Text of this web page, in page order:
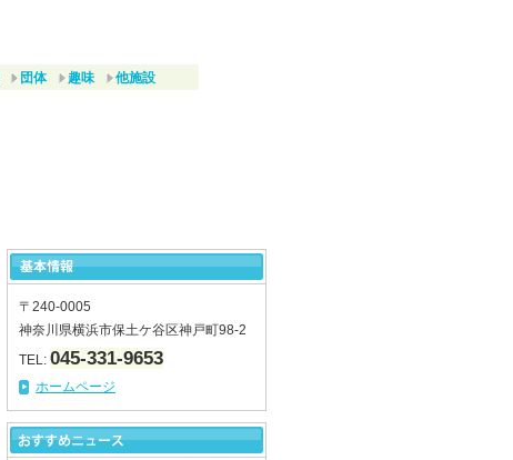
団体 趣味 他施設
〒240-0005
神奈川県横浜市保土ケ谷区神戸町98-2
TEL: 045-331-9653
ホームページ